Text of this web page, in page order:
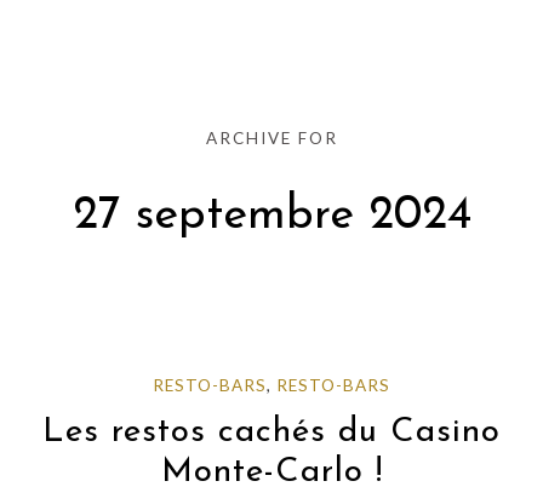
ARCHIVE FOR
27 septembre 2024
RESTO-BARS, RESTO-BARS
Les restos cachés du Casino
Monte-Carlo !